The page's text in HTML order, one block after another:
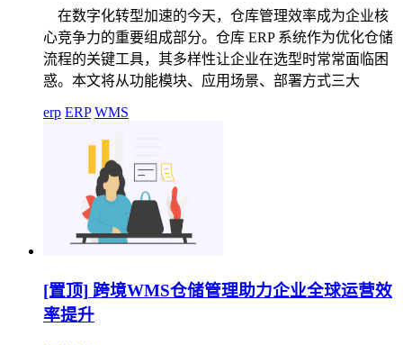
在数字化转型加速的今天，仓库管理效率成为企业核
心竞争力的重要组成部分。仓库 ERP 系统作为优化仓储
流程的关键工具，其多样性让企业在选型时常常面临困
惑。本文将从功能模块、应用场景、部署方式三大
erp ERP WMS
[置顶] 跨境WMS仓储管理助力企业全球运营效
率提升